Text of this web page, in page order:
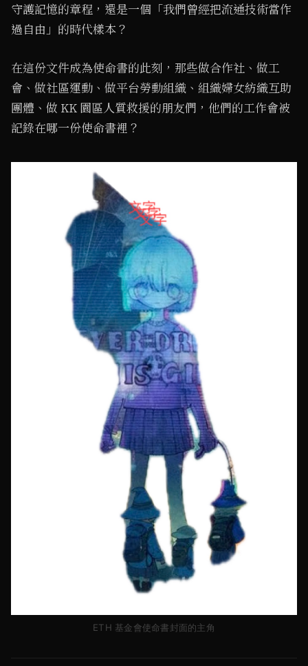
守護記憶的章程，還是一個「我們曾經把流通技術當作
過自由」的時代樣本？
在這份文件成為使命書的此刻，那些做合作社、做工
會、做社區運動、做平台勞動組織、組織婦女紡織互助
團體、做 KK 園區人質救援的朋友們，他們的工作會被
記錄在哪一份使命書裡？
ETH 基金會使命書封面的主角